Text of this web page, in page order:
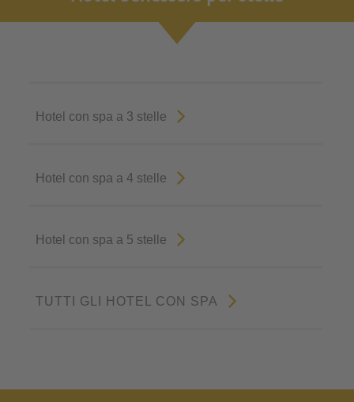
Hotel con spa a 3 stelle
Hotel con spa a 4 stelle
Hotel con spa a 5 stelle
TUTTI GLI HOTEL CON SPA